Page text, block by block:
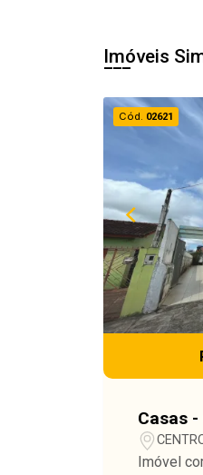
Imóveis
Cód. 02621
Casas -
Imóvel